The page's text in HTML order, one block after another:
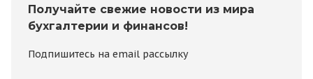
Получайте свежие новости из мира
бухгалтерии и финансов!
Подпишитесь на email рассылку